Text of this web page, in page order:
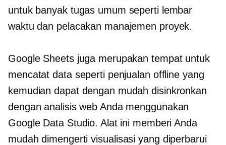
untuk banyak tugas umum seperti lembar
waktu dan pelacakan manajemen proyek.
Google Sheets juga merupakan tempat untuk
mencatat data seperti penjualan offline yang
kemudian dapat dengan mudah disinkronkan
dengan analisis web Anda menggunakan
Google Data Studio. Alat ini memberi Anda
mudah dimengerti visualisasi yang diperbarui